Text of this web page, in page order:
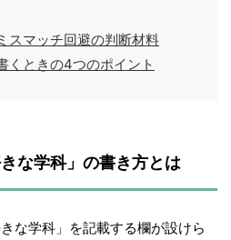
スマッチ回避の判断材料
くときの4つのポイント
な学科」の書き方とは
な学科」を記載する欄が設けら